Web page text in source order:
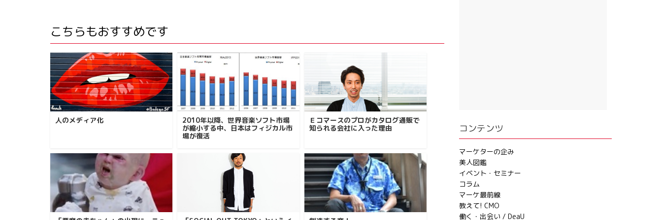
こちらもおすすめです
人のメディア化
2010年以降、世界音楽ソフト市場
が縮小する中、日本はフィジカル市
場が復活
Ｅコマースのプロがカタログ通販で
知られる会社に入った理由
コンテンツ
マーケターの企み
美人図鑑
イベント・セミナー
コラム
マーケ最前線
教えて! CMO
働く・出会い / DeaU